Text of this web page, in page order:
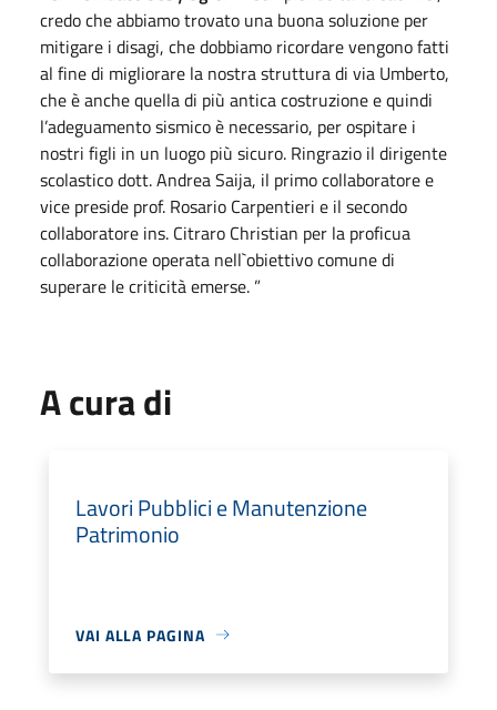
credo che abbiamo trovato una buona soluzione per
mitigare i disagi, che dobbiamo ricordare vengono fatti
al fine di migliorare la nostra struttura di via Umberto,
che è anche quella di più antica costruzione e quindi
l’adeguamento sismico è necessario, per ospitare i
nostri figli in un luogo più sicuro. Ringrazio il dirigente
scolastico dott. Andrea Saija, il primo collaboratore e
vice preside prof. Rosario Carpentieri e il secondo
collaboratore ins. Citraro Christian per la proficua
collaborazione operata nell`obiettivo comune di
superare le criticità emerse. ”
A cura di
Lavori Pubblici e Manutenzione
Patrimonio
VAI ALLA PAGINA